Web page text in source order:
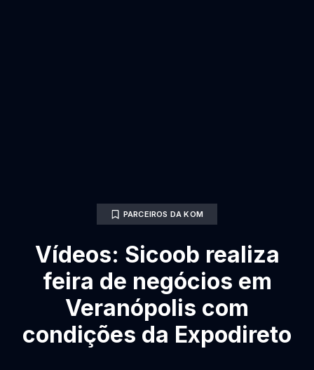
PARCEIROS DA KOM
Vídeos: Sicoob realiza
feira de negócios em
Veranópolis com
condições da Expodireto